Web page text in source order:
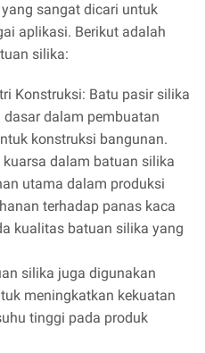
sangat dicari untuk
aplikasi. Berikut adalah
silika:
Konstruksi: Batu pasir silika
dalam pembuatan
konstruksi bangunan.
dalam batuan silika
utama dalam produksi
terhadap panas kaca
kualitas batuan silika yang
silika juga digunakan
meningkatkan kekuatan
tinggi pada produk